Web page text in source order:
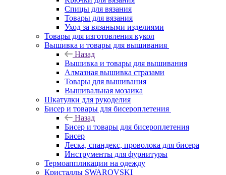
Спицы для вязания
Товары для вязания
Уход за вязаными изделиями
Товары для изготовления кукол
Вышивка и товары для вышивания
Назад
Вышивка и товары для вышивания
Алмазная вышивка стразами
Товары для вышивания
Вышивальная мозаика
Шкатулки для рукоделия
Бисер и товары для бисероплетения
Назад
Бисер и товары для бисероплетения
Бисер
Леска, спандекс, проволока для бисера
Инструменты для фурнитуры
Термоаппликации на одежду
Кристаллы SWAROVSKI